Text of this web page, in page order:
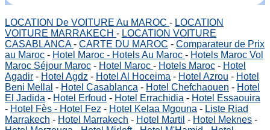
LOCATION De VOITURE Au MAROC - LOCATION
VOITURE MARRAKECH - LOCATION VOITURE
CASABLANCA- CARTE DU MAROC - Comparateur de Prix
au Maroc - Hotel Maroc - Hotels Au Maroc - Hotels Maroc Vol
Maroc Séjour Maroc - Hotel Maroc - Hotels Maroc - Hotel
Agadir - Hotel Agdz - Hotel Al Hoceima - Hotel Azrou - Hotel
Beni Mellal - Hotel Casablanca - Hotel Chefchaouen - Hotel
El Jadida - Hotel Erfoud - Hotel Errachidia - Hotel Essaouira
- Hotel Fès - Hotel Fez - Hotel Kelaa Mgouna - Liste Riad
Marrakech - Hotel Marrakech - Hotel Martil - Hotel Meknes -